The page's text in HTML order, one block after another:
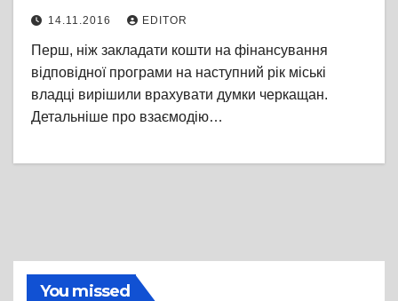
14.11.2016 EDITOR
Перш, ніж закладати кошти на фінансування
відповідної програми на наступний рік міські
владці вирішили врахувати думки черкащан.
Детальніше про взаємодію…
You missed